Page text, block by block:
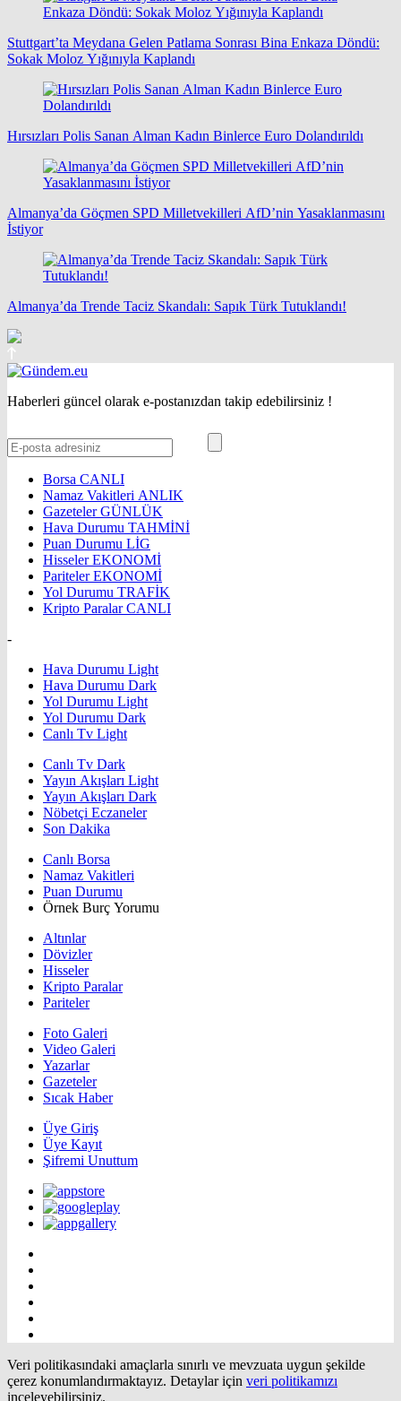
Stuttgart’ta Meydana Gelen Patlama Sonrası Bina Enkaza Döndü:
Sokak Moloz Yığınıyla Kaplandı
Hırsızları Polis Sanan Alman Kadın Binlerce Euro Dolandırıldı
Almanya’da Göçmen SPD Milletvekilleri AfD’nin Yasaklanmasını
İstiyor
Almanya’da Trende Taciz Skandalı: Sapık Türk Tutuklandı!
Haberleri güncel olarak e-postanızdan takip edebilirsiniz !
Borsa CANLI
Namaz Vakitleri ANLIK
GazetelerGÜNLÜK
Hava Durumu TAHMİNİ
Puan Durumu LİG
HisselerEKONOMİ
ParitelerEKONOMİ
Yol Durumu TRAFİK
Kripto ParalarCANLI
-
Hava Durumu Light
Hava Durumu Dark
Yol Durumu Light
Yol Durumu Dark
Canlı Tv Light
Canlı Tv Dark
Yayın Akışları Light
Yayın Akışları Dark
Nöbetçi Eczaneler
Son Dakika
Canlı Borsa
Namaz Vakitleri
Puan Durumu
Örnek Burç Yorumu
Altınlar
Dövizler
Hisseler
Kripto Paralar
Pariteler
Foto Galeri
Video Galeri
Yazarlar
Gazeteler
Sıcak Haber
Üye Giriş
Üye Kayıt
Şifremi Unuttum
Veri politikasındaki amaçlarla sınırlı ve mevzuata uygun şekilde
çerez konumlandırmaktayız. Detaylar için veri politikamızı
inceleyebilirsiniz.